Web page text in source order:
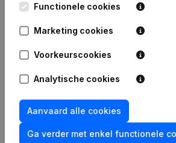
Publicatiesvan Infante 106a
Publicatie
17-02-2023
Rubriek
Rechtspersoon,
enz...)(FR)
Functionele cookies
Marketing cookies
Voorkeurscookies
Analytische cookies
Aanvaard alle cookies
Ga verder met enkel functionele